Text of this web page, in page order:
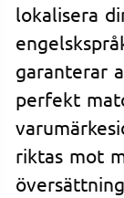
lokalisera
garanterar
perfekt
riktas mot